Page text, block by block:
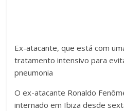
Ex-atacante, que está com
tratamento intensivo para
pneumonia
O ex-atacante Ronaldo
internado em Ibiza desde